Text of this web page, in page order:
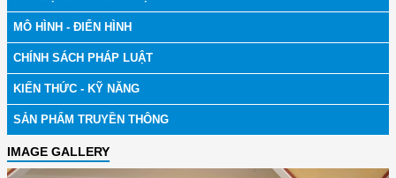
MÔ HÌNH - ĐIỂN HÌNH
CHÍNH SÁCH PHÁP LUẬT
KIẾN THỨC - KỸ NĂNG
SẢN PHẨM TRUYỀN THÔNG
IMAGE GALLERY